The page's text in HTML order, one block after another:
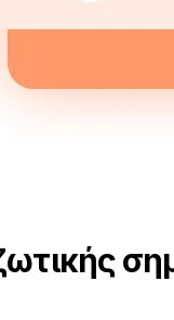
ζωτικής